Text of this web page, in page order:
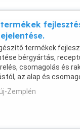
termékek
bérgyártás,
csomagolás és
az alap és
kiszállításig.
Zemplén